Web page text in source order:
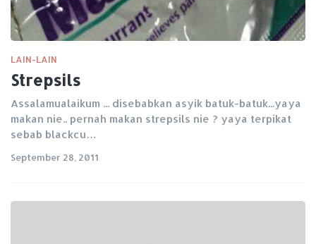
LAIN-LAIN
Strepsils
Assalamualaikum ... disebabkan asyik batuk-batuk...yaya
makan nie.. pernah makan strepsils nie ? yaya terpikat
sebab blackcu…
September 28, 2011